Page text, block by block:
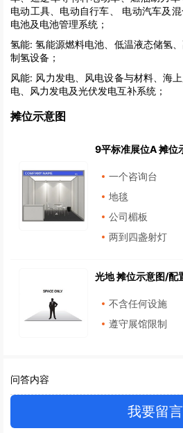
电动工具、电动自行车、 电动汽车及
电池及电池管理系统；
氢能: 氢能源燃料电池、低温液态储氢
制氢设备；
风能: 风力发电、风电设备与材料、海
电、风力发电及光伏发电互补系统；
摊位示意图
9平标准展位A 摊位
一个咨询台
地毯
公司楣板
两到四盏射灯
光地 摊位示意图/配
不含任何设施
遵守展馆限制
问答内容
我要留言